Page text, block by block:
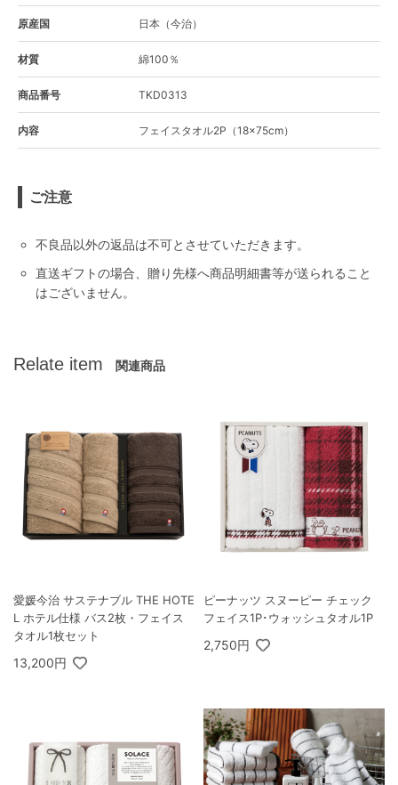
原産国 日本（今治）
材質 綿100％
商品番号 TKD0313
内容 フェイスタオル2P（18×75cm）
ご注意
不良品以外の返品は不可とさせていただきます。
直送ギフトの場合、贈り先様へ商品明細書等が送られること
はございません。
Relate item 関連商品
愛媛今治 サステナブル THE HOTE
L ホテル仕様 バス2枚・フェイス
タオル1枚セット
13,200円
ピーナッツ スヌーピー チェック
フェイス1P･ウォッシュタオル1P
2,750円